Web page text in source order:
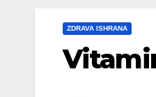
ZDRAVA ISHRANA